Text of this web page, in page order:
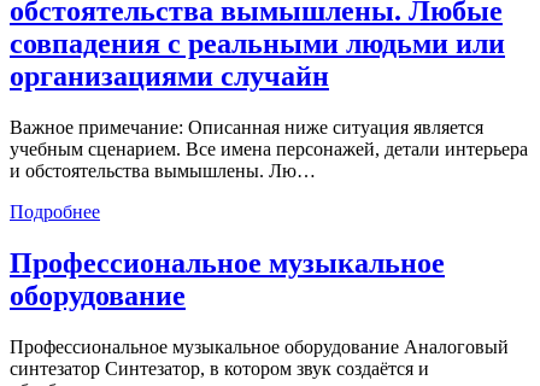
обстоятельства вымышлены. Любые
совпадения с реальными людьми или
организациями случайн
Важное примечание: Описанная ниже ситуация является
учебным сценарием. Все имена персонажей, детали интерьера
и обстоятельства вымышлены. Лю…
Подробнее
Профессиональное музыкальное
оборудование
Профессиональное музыкальное оборудование Аналоговый
синтезатор Синтезатор, в котором звук создаётся и